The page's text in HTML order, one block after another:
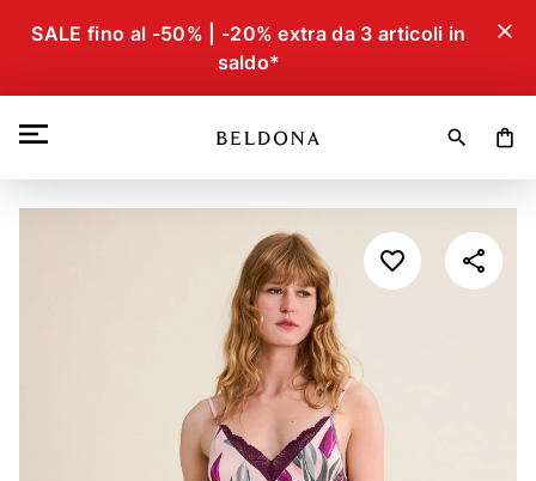
SALE fino al -50% | -20% extra da 3 articoli in
saldo*
close
search shopping_bag